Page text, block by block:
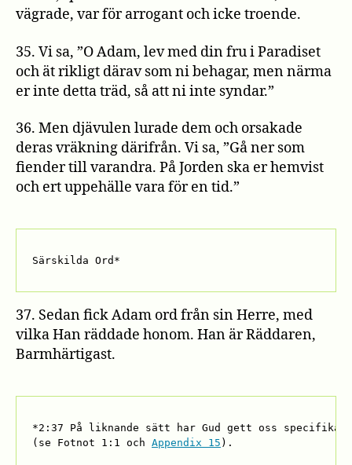
vägrade, var för arrogant och icke troende.
35. Vi sa, ”O Adam, lev med din fru i Paradiset
och ät rikligt därav som ni behagar, men närma
er inte detta träd, så att ni inte syndar.”
36. Men djävulen lurade dem och orsakade
deras vräkning därifrån. Vi sa, ”Gå ner som
fiender till varandra. På Jorden ska er hemvist
och ert uppehälle vara för en tid.”
Särskilda Ord*
37. Sedan fick Adam ord från sin Herre, med
vilka Han räddade honom. Han är Räddaren,
Barmhärtigast.
*2:37 På liknande sätt har Gud gett oss specifika,
(se Fotnot 1:1 och Appendix 15 ).